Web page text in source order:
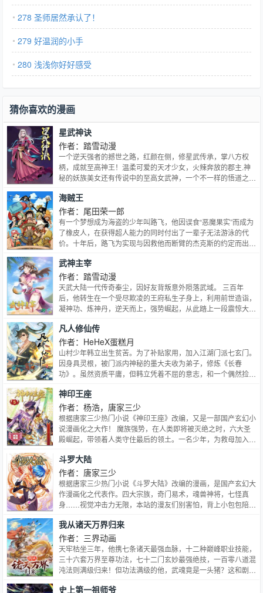
278 圣师居然承认了！
279 好温润的小手
280 浅浅你好好感受
猜你喜欢的漫画
星武神诀
作者：踏雪动漫
一个逆天强者的撼世之路，红颜在侧，修星武传承，掌八方权
柄，成就至高神王！温柔可爱的天才少女，火辣奔放的郡主.神
秘的妖族美女还有传说中的至高女武神，一个不一样的悟道之
海贼王
作者：尾田荣一郎
有一个梦想成为海盗的少年叫路飞，他因误食“恶魔果实”而成为
了橡皮人，在获得超人能力的同时付出了一辈子无法游泳的代
价。十年后，路飞为实现与因救他而断臂的杰克斯的约定而出
武神主宰
作者：踏雪动漫
天武大陆一代传奇秦尘，因好友背叛意外陨落武域。 三百年
后，他转生在一个受尽欺凌的王府私生子身上，利用前世造诣，
凝神功、炼神丹，逆天而上，强势崛起，从此踏上一段震惊大陆
凡人修仙传
作者：HeHeX蛋糕月
山村少年韩立出生贫苦。为了补贴家用，加入江湖门派七玄门。
因身具灵根，被门派内神秘的墨大夫收为弟子，修炼《长春
功》。虽然资质平庸，但韩立凭着不屈的意志，和一个偶然捡到
神印王座
作者：杨浩，唐家三少
根据唐家三少热门小说《神印王座》改编，又是一部国产玄幻小
说漫画化之大作！ 魔族强势，在人类即将被灭绝之时，六大圣
殿崛起，带领着人类守住最后的领土。一名少年，为救母加入骑
与魔族七十二柱魔神相互倾轧的世界，他能否登上象征着骑士最
高荣耀的神印王座？ “每一张神印王座都是一件真正的神器，上
面有神留下的烙印。我的目标就是有一天能够成为一名神印骑
士！”
斗罗大陆
作者：唐家三少
根据唐家三少热门小说《斗罗大陆》改编的漫画，是国产玄幻大
作漫画化之代表作。四大宗族，奇门易术，魂兽神将，七怪真
身……视觉冲击力无限，本站的漫友们别害怕，背上小包包陪主
不容，跳崖明志时却来到了另一个世界，一个属于武魂的世界。
名叫斗罗大陆。这里没有魔法，没有斗气，没有武术，却有神奇
的武魂。这里的每个人，在自己六岁的时候，都会在武魂殿中令
武魂觉醒。特别出色的武魂却可以用来修炼，这个职业，是斗罗
大陆上最为强大也是最重要的职业——魂师!
我从诸天万界归来
作者：三界动画
天牢枯坐三年，他携七条诸天最强血脉，十二种巅峰职业技能，
三十六套万界至尊功法，七十二门玄妙最强绝技，一百零八道混
沌法则满级归来！但功法满级的他，武魂竟是一头猪？这和剧本
史上第一祖师爷